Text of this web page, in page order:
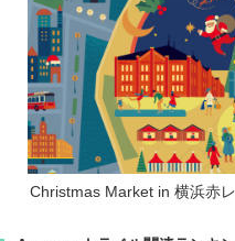
Christmas Market in 横浜赤